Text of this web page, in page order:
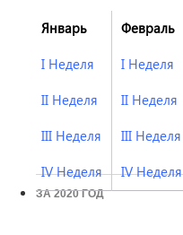
Январь
I Неделя
II Неделя
III Неделя
IV Неделя
Февраль
I Неделя
II Неделя
III Неделя
IV Неделя
ЗА 2020 ГОД